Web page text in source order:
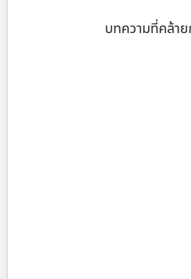
บทความที่คล้า